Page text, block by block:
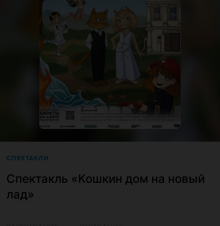
СПЕКТАКЛИ
Спектакль «Кошкин дом на новый
лад»